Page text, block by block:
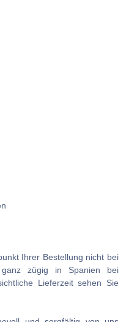
Ihrer Bestellung nicht bei
zügig in Spanien bei
Lieferzeit sehen Sie